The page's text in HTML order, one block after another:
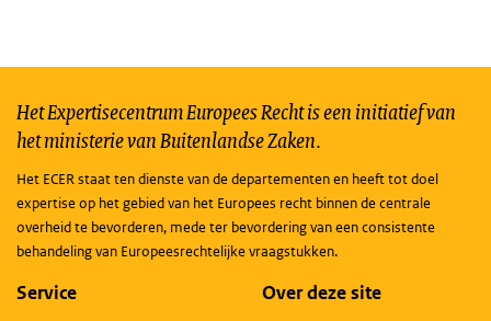
Het Expertisecentrum Europees Recht is een initiatief van
het ministerie van Buitenlandse Zaken.
Het ECER staat ten dienste van de departementen en heeft tot doel
expertise op het gebied van het Europees recht binnen de centrale
overheid te bevorderen, mede ter bevordering van een consistente
behandeling van Europeesrechtelijke vraagstukken.
Service Over deze site